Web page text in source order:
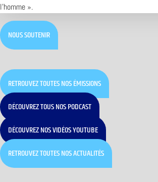
l’homme ».
NOUS SOUTENIR
RETROUVEZ TOUTES NOS ÉMISSIONS
DÉCOUVREZ TOUS NOS PODCAST
DÉCOUVREZ NOS VIDÉOS YOUTUBE
RETROUVEZ TOUTES NOS ACTUALITÉS